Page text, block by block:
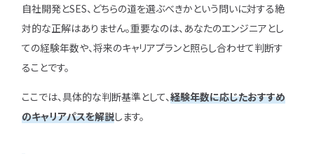
自社開発とSES、どちらの道を選ぶべきかという問いに対する絶
対的な正解はありません。重要なのは、あなたのエンジニアとし
ての経験年数や、将来のキャリアプランと照らし合わせて判断す
ることです。
ここでは、具体的な判断基準として、経験年数に応じたおすすめ
のキャリアパスを解説します。